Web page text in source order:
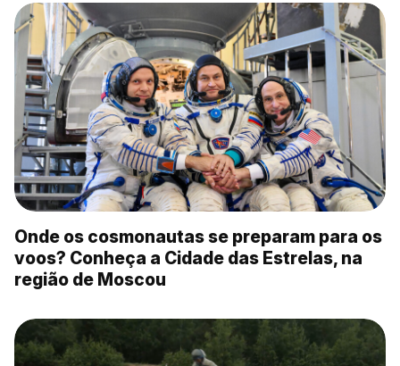
Onde os cosmonautas se preparam para os
voos? Conheça a Cidade das Estrelas, na
região de Moscou